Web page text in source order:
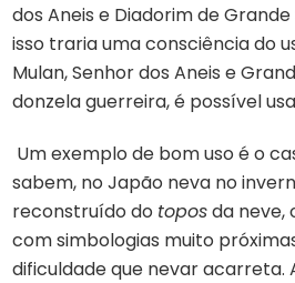
dos Aneis e Diadorim de
isso traria uma consciência do
Mulan, Senhor dos Aneis e
donzela guerreira, é possível
Um exemplo de bom uso é o
sabem, no Japão neva no
reconstruído do toposda neve,
com simbologias muito
dificuldade que nevar acarreta.